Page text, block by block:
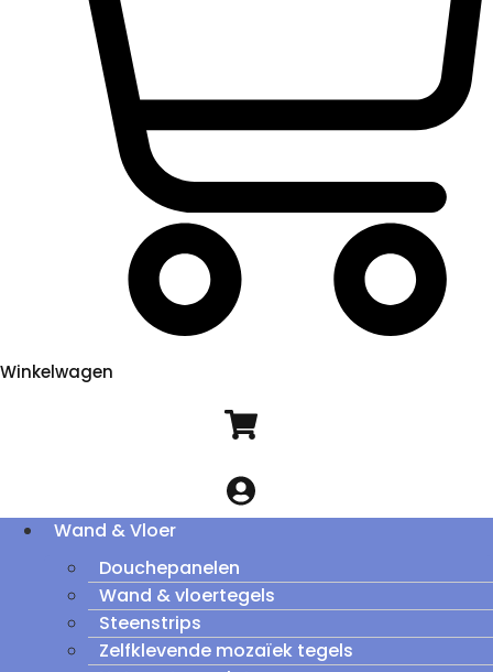
Winkelwagen
Wand & Vloer
Douchepanelen
Wand & vloertegels
Steenstrips
Zelfklevende mozaïek tegels